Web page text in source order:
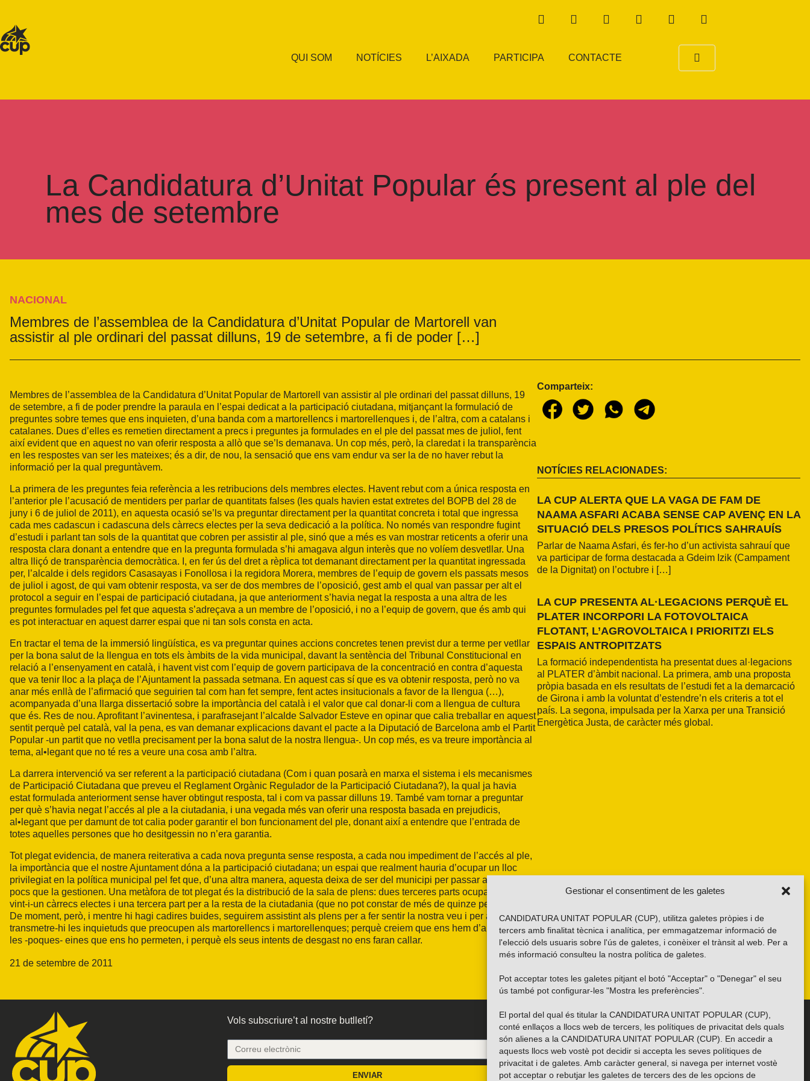
Gestionar el consentiment de les galetes
CANDIDATURA UNITAT POPULAR (CUP), utilitza galetes pròpies i de
tercers amb finalitat tècnica i analítica, per emmagatzemar informació de
l'elecció dels usuaris sobre l'ús de galetes, i conèixer el trànsit al web. Per a
més informació consulteu la nostra política de galetes
Pot acceptar totes les galetes pitjant el botó "Acceptar" o "Denegar" el seu
ús també pot configurar-les "Mostra les preferències".
El portal del qual és titular la CANDIDATURA UNITAT POPULAR (CUP),
conté enllaços a llocs web de tercers, les polítiques de privacitat dels quals
són alienes a la CANDIDATURA UNITAT POPULAR (CUP). En accedir a
aquests llocs web vostè pot decidir si accepta les seves polítiques de
privacitat i de galetes. Amb caràcter general, si navega per internet vostè
pot acceptar o rebutjar les galetes de tercers des de les opcions de
QUI SOM NOTÍCIES L’AIXADA PARTICIPA CONTACTE
La Candidatura d’Unitat Popular és present al ple del
mes de setembre
NACIONAL
Membres de l’assemblea de la Candidatura d’Unitat Popular de Martorell van
assistir al ple ordinari del passat dilluns, 19 de setembre, a fi de poder […]
Membres de l’assemblea de la Candidatura d’Unitat Popular de Martorell van assistir al ple ordinari del passat dilluns, 19
de setembre, a fi de poder prendre la paraula en l’espai dedicat a la participació ciutadana, mitjançant la formulació de
preguntes sobre temes que ens inquieten, d’una banda com a martorellencs i martorellenques i, de l’altra, com a catalans i
catalanes. Dues d’elles es remetien directament a precs i preguntes ja formulades en el ple del passat mes de juliol, fent
així evident que en aquest no van oferir resposta a allò que se’ls demanava. Un cop més, però, la claredat i la transparència
en les respostes van ser les mateixes; és a dir, de nou, la sensació que ens vam endur va ser la de no haver rebut la
informació per la qual preguntàvem.
La primera de les preguntes feia referència a les retribucions dels membres electes. Havent rebut com a única resposta en
l’anterior ple l’acusació de mentiders per parlar de quantitats falses (les quals havien estat extretes del BOPB del 28 de
juny i 6 de juliol de 2011), en aquesta ocasió se’ls va preguntar directament per la quantitat concreta i total que ingressa
cada mes cadascun i cadascuna dels càrrecs electes per la seva dedicació a la política. No només van respondre fugint
d’estudi i parlant tan sols de la quantitat que cobren per assistir al ple, sinó que a més es van mostrar reticents a oferir una
resposta clara donant a entendre que en la pregunta formulada s’hi amagava algun interès que no volíem desvetllar. Una
altra lliçó de transparència democràtica. I, en fer ús del dret a rèplica tot demanant directament per la quantitat ingressada
per, l’alcalde i dels regidors Casasayas i Fonollosa i la regidora Morera, membres de l’equip de govern els passats mesos
de juliol i agost, de qui vam obtenir resposta, va ser de dos membres de l’oposició, gest amb el qual van passar per alt el
protocol a seguir en l’espai de participació ciutadana, ja que anteriorment s’havia negat la resposta a una altra de les
preguntes formulades pel fet que aquesta s’adreçava a un membre de l’oposició, i no a l’equip de govern, que és amb qui
es pot interactuar en aquest darrer espai que ni tan sols consta en acta.
En tractar el tema de la immersió lingüística, es va preguntar quines accions concretes tenen previst dur a terme per vetllar
per la bona salut de la llengua en tots els àmbits de la vida municipal, davant la sentència del Tribunal Constitucional en
relació a l’ensenyament en català, i havent vist com l’equip de govern participava de la concentració en contra d’aquesta
que va tenir lloc a la plaça de l’Ajuntament la passada setmana. En aquest cas sí que es va obtenir resposta, però no va
anar més enllà de l’afirmació que seguirien tal com han fet sempre, fent actes insitucionals a favor de la llengua (…),
acompanyada d’una llarga dissertació sobre la importància del català i el valor que cal donar-li com a llengua de cultura
que és. Res de nou. Aprofitant l’avinentesa, i parafrasejant l’alcalde Salvador Esteve en opinar que calia treballar en aquest
sentit perquè pel català, val la pena, es van demanar explicacions davant el pacte a la Diputació de Barcelona amb el Partit
Popular -un partit que no vetlla precisament per la bona salut de la nostra llengua-. Un cop més, es va treure importància al
tema, al•legant que no té res a veure una cosa amb l’altra.
La darrera intervenció va ser referent a la participació ciutadana (Com i quan posarà en marxa el sistema i els mecanismes
de Participació Ciutadana que preveu el Reglament Orgànic Regulador de la Participació Ciutadana?), la qual ja havia
estat formulada anteriorment sense haver obtingut resposta, tal i com va passar dilluns 19. També vam tornar a preguntar
per què s’havia negat l’accés al ple a la ciutadania, i una vegada més van oferir una resposta basada en prejudicis,
al•legant que per damunt de tot calia poder garantir el bon funcionament del ple, donant així a entendre que l’entrada de
totes aquelles persones que ho desitgessin no n’era garantia.
Tot plegat evidencia, de manera reiterativa a cada nova pregunta sense resposta, a cada nou impediment de l’accés al ple,
la importància que el nostre Ajuntament dóna a la participació ciutadana; un espai que realment hauria d’ocupar un lloc
privilegiat en la política municipal pel fet que, d’una altra manera, aquesta deixa de ser del municipi per passar a ser dels
pocs que la gestionen. Una metàfora de tot plegat és la distribució de la sala de plens: dues terceres parts ocupades pels
vint-i-un càrrecs electes i una tercera part per a la resta de la ciutadania (que no pot constar de més de quinze persones).
De moment, però, i mentre hi hagi cadires buides, seguirem assistint als plens per a fer sentir la nostra veu i per a
transmetre-hi les inquietuds que preocupen als martorellencs i martorellenques; perquè creiem que ens hem d’aprofitar de
les -poques- eines que ens ho permeten, i perquè els seus intents de desgast no ens faran callar.
21 de setembre de 2011
Comparteix:
NOTÍCIES RELACIONADES:
LA CUP ALERTA QUE LA VAGA DE FAM DE
NAAMA ASFARI ACABA SENSE CAP AVENÇ EN LA
SITUACIÓ DELS PRESOS POLÍTICS SAHRAUÍS
Parlar de Naama Asfari, és fer-ho d’un activista sahrauí que
va participar de forma destacada a Gdeim Izik (Campament
de la Dignitat) on l’octubre i […]
LA CUP PRESENTA AL·LEGACIONS PERQUÈ EL
PLATER INCORPORI LA FOTOVOLTAICA
FLOTANT, L’AGROVOLTAICA I PRIORITZI ELS
ESPAIS ANTROPITZATS
La formació independentista ha presentat dues al·legacions
al PLATER d’àmbit nacional. La primera, amb una proposta
pròpia basada en els resultats de l’estudi fet a la demarcació
de Girona i amb la voluntat d’estendre’n els criteris a tot el
país. La segona, impulsada per la Xarxa per una Transició
Energètica Justa, de caràcter més global.
Vols subscriure’t al nostre butlletí?
ENVIAR
Troba’ns a les xarxes socials